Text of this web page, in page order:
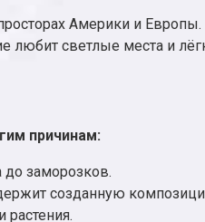
Америки и
любит светлые места и
причинам:
до заморозков.
созданную
растения.